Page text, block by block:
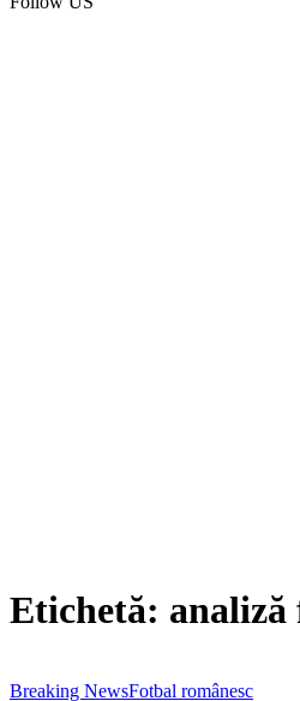
Etichetă:
Breaking NewsFotbal românesc